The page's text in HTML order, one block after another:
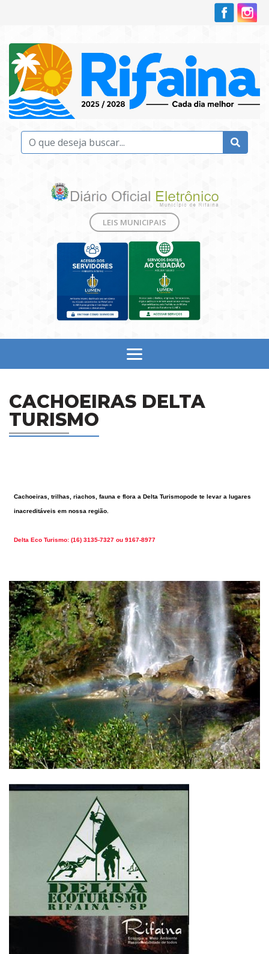
LEIS MUNICIPAIS
CACHOEIRAS DELTA
TURISMO
Cachoeiras, trilhas, riachos, fauna e flora a Delta Turismopode te levar a lugares
inacreditáveis em nossa região.
Delta Eco Turismo: (16) 3135-7327 ou 9167-8977